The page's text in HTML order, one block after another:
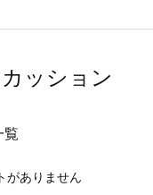
ッション
覧
がありません